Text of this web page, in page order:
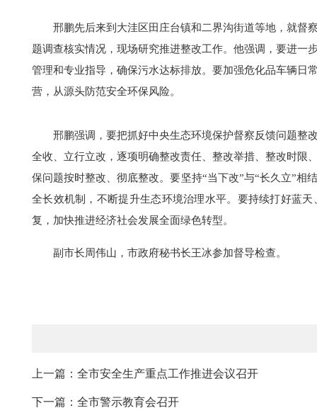
邢鹏先后来到大洼区田庄台镇和二界沟街道等地，就督
题调查核实情况，现场研究推进整改工作。他强调，要进一
管理和专业指导，确保污水达标排放。要加强危化品车辆日
营，从源头防范安全环保风险。
邢鹏强调，要把抓好中央生态环境保护督察反馈问题整
全收、立行立改，逐项明确整改责任、整改举措、整改时限
保问题按时整改、彻底整改。要坚持“当下改”与“长久立”
全长效机制，不断提升生态环境治理水平。要持续打好蓝
复，加快推进经济社会发展全面绿色转型。
副市长周伟山，市政府秘书长王冰参加督导检查。
上一篇：全市安全生产重点工作推进会议召开
下一篇：全市警示教育会召开